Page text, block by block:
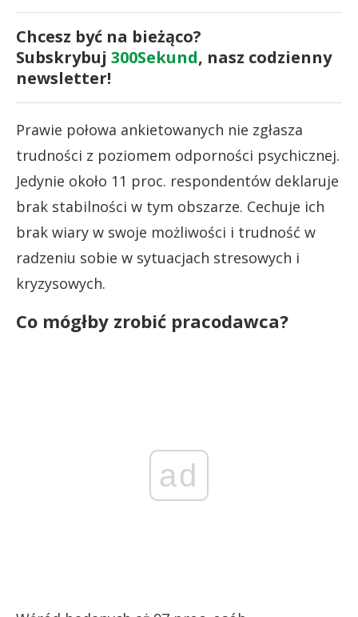
Chcesz być na bieżąco?
Subskrybuj 300Sekund, nasz codzienny
newsletter!
Prawie połowa ankietowanych nie zgłasza
trudności z poziomem odporności psychicznej.
Jedynie około 11 proc. respondentów deklaruje
brak stabilności w tym obszarze. Cechuje ich
brak wiary w swoje możliwości i trudność w
radzeniu sobie w sytuacjach stresowych i
kryzysowych.
Co mógłby zrobić pracodawca?
ad